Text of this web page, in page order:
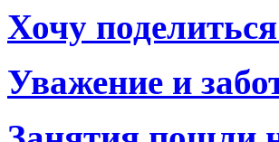
Хочу
Уважение и